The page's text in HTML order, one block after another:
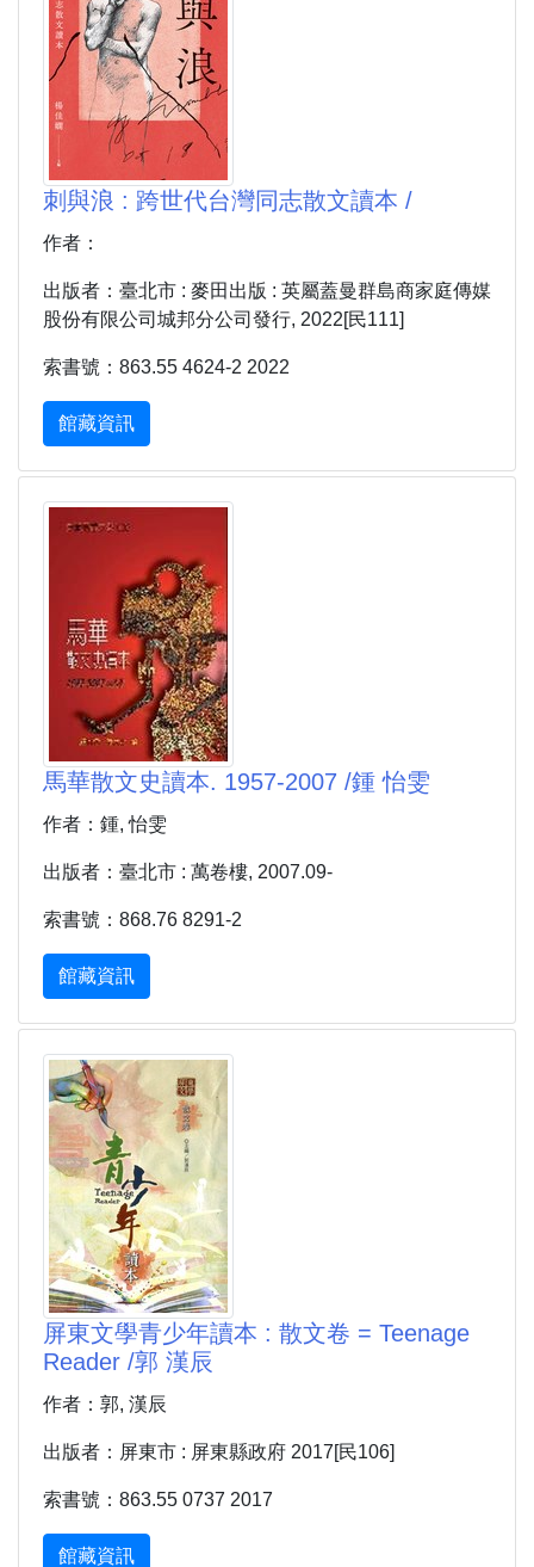
刺與浪 : 跨世代台灣同志散文讀本 /
作者：
出版者：臺北市 : 麥田出版 : 英屬蓋曼群島商家庭傳媒
股份有限公司城邦分公司發行, 2022[民111]
索書號：863.55 4624-2 2022
館藏資訊
馬華散文史讀本. 1957-2007 /鍾 怡雯
作者：鍾, 怡雯
出版者：臺北市 : 萬卷樓, 2007.09-
索書號：868.76 8291-2
館藏資訊
屏東文學青少年讀本 : 散文卷 = Teenage
Reader /郭 漢辰
作者：郭, 漢辰
出版者：屏東市 : 屏東縣政府 2017[民106]
索書號：863.55 0737 2017
館藏資訊